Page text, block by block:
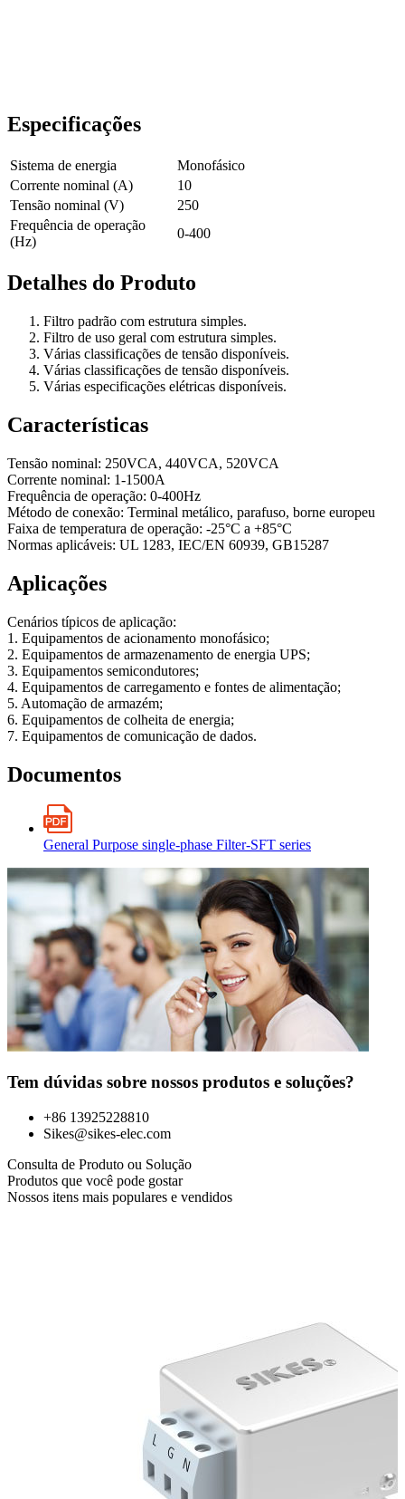
Especificações
Sistema de energia
Monofásico
Corrente nominal (A)
10
Tensão nominal (V)
250
Frequência de operação
(Hz)
0-400
Detalhes do Produto
Filtro padrão com estrutura simples.
Filtro de uso geral com estrutura simples.
Várias classificações de tensão disponíveis.
Várias classificações de tensão disponíveis.
Várias especificações elétricas disponíveis.
Características
Tensão nominal: 250VCA, 440VCA, 520VCA
Corrente nominal: 1-1500A
Frequência de operação: 0-400Hz
Método de conexão: Terminal metálico, parafuso, borne europeu
Faixa de temperatura de operação: -25°C a +85°C
Normas aplicáveis: UL 1283, IEC/EN 60939, GB15287
Aplicações
Cenários típicos de aplicação:
1. Equipamentos de acionamento monofásico;
2. Equipamentos de armazenamento de energia UPS;
3. Equipamentos semicondutores;
4. Equipamentos de carregamento e fontes de alimentação;
5. Automação de armazém;
6. Equipamentos de colheita de energia;
7. Equipamentos de comunicação de dados.
Documentos
General Purpose single-phase Filter-SFT series
Tem dúvidas sobre nossos produtos e soluções?
+86 13925228810
Sikes@sikes-elec.com
Consulta de Produto ou Solução
Produtos que você pode gostar
Nossos itens mais populares e vendidos